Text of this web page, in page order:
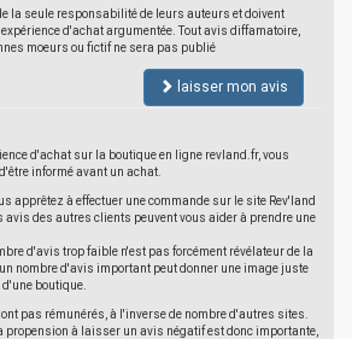
la seule responsabilité de leurs auteurs et doivent
d'achat argumentée. Tout avis diffamatoire,
moeurs ou fictif ne sera pas publié
laisser mon avis
d'achat sur la boutique en ligne revland.fr, vous
informé avant un achat.
apprêtez à effectuer une commande sur le site Rev'land
avis des autres clients peuvent vous aider à prendre une
d'avis trop faible n'est pas forcément révélateur de la
nombre d'avis important peut donner une image juste
boutique.
pas rémunérés, à l'inverse de nombre d'autres sites.
propension à laisser un avis négatif est donc importante,